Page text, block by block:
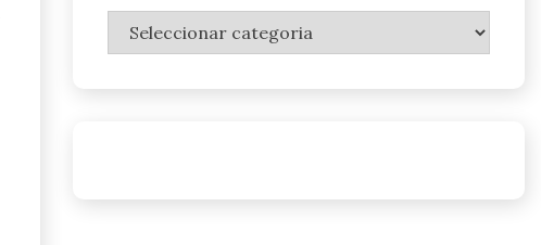
Categorias